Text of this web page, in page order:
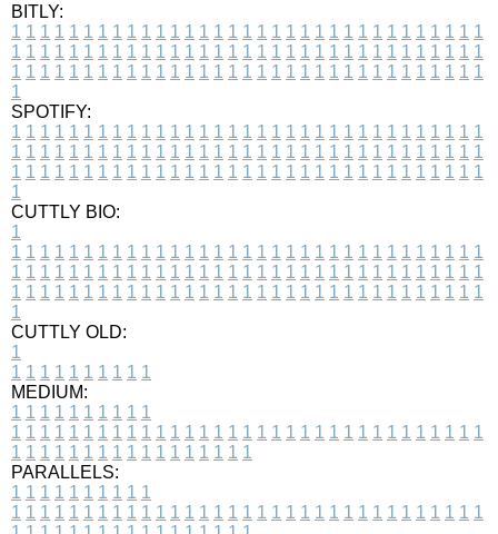
BITLY:
1 1 1 1 1 1 1 1 1 1 1 1 1 1 1 1 1 1 1 1 1 1 1 1 1 1 1 1 1 1 1 1 1
1 1 1 1 1 1 1 1 1 1 1 1 1 1 1 1 1 1 1 1 1 1 1 1 1 1 1 1 1 1 1 1 1
1 1 1 1 1 1 1 1 1 1 1 1 1 1 1 1 1 1 1 1 1 1 1 1 1 1 1 1 1 1 1 1 1
1
SPOTIFY:
1 1 1 1 1 1 1 1 1 1 1 1 1 1 1 1 1 1 1 1 1 1 1 1 1 1 1 1 1 1 1 1 1
1 1 1 1 1 1 1 1 1 1 1 1 1 1 1 1 1 1 1 1 1 1 1 1 1 1 1 1 1 1 1 1 1
1 1 1 1 1 1 1 1 1 1 1 1 1 1 1 1 1 1 1 1 1 1 1 1 1 1 1 1 1 1 1 1 1
1
CUTTLY BIO:
1
1 1 1 1 1 1 1 1 1 1 1 1 1 1 1 1 1 1 1 1 1 1 1 1 1 1 1 1 1 1 1 1 1
1 1 1 1 1 1 1 1 1 1 1 1 1 1 1 1 1 1 1 1 1 1 1 1 1 1 1 1 1 1 1 1 1
1 1 1 1 1 1 1 1 1 1 1 1 1 1 1 1 1 1 1 1 1 1 1 1 1 1 1 1 1 1 1 1 1
1
CUTTLY OLD:
1
1 1 1 1 1 1 1 1 1 1
MEDIUM:
1 1 1 1 1 1 1 1 1 1
1 1 1 1 1 1 1 1 1 1 1 1 1 1 1 1 1 1 1 1 1 1 1 1 1 1 1 1 1 1 1 1 1
1 1 1 1 1 1 1 1 1 1 1 1 1 1 1 1 1
PARALLELS:
1 1 1 1 1 1 1 1 1 1
1 1 1 1 1 1 1 1 1 1 1 1 1 1 1 1 1 1 1 1 1 1 1 1 1 1 1 1 1 1 1 1 1